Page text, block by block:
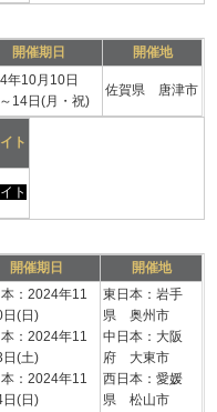
開催期日 開催地
年10月10日
14日(月・祝)
佐賀県 唐津市
ト
ト
開催期日 開催地
：2024年11
日(日)
：2024年11
日(土)
：2024年11
日(日)
東日本：岩手
県 奥州市
中日本：大阪
府 大東市
西日本：愛媛
県 松山市